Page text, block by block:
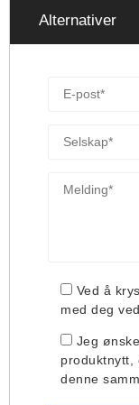
Alternativer
Ved å
med deg
Jeg
produktnytt,
denne